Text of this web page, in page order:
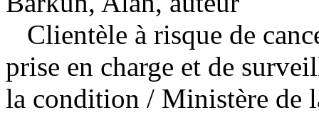
Clientèle à risque de
prise en charge et de
la condition / Ministère de